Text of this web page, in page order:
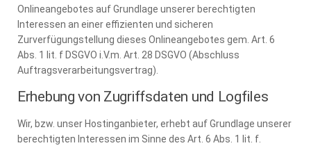
Onlineangebotes auf Grundlage unserer berechtigten
Interessen an einer effizienten und sicheren
Zurverfügungstellung dieses Onlineangebotes gem. Art. 6
Abs. 1 lit. f DSGVO i.V.m. Art. 28 DSGVO (Abschluss
Auftragsverarbeitungsvertrag).
Erhebung von Zugriffsdaten und Logfiles
Wir, bzw. unser Hostinganbieter, erhebt auf Grundlage unserer
berechtigten Interessen im Sinne des Art. 6 Abs. 1 lit. f.